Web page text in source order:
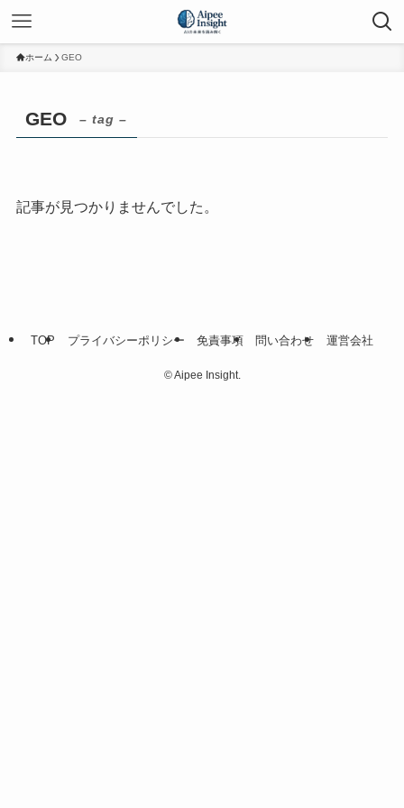
ホーム GEO
GEO – tag –
記事が見つかりませんでした。
TOP プライバシーポリシー 免責事項 問い合わせ 運営会社
©Aipee Insight.